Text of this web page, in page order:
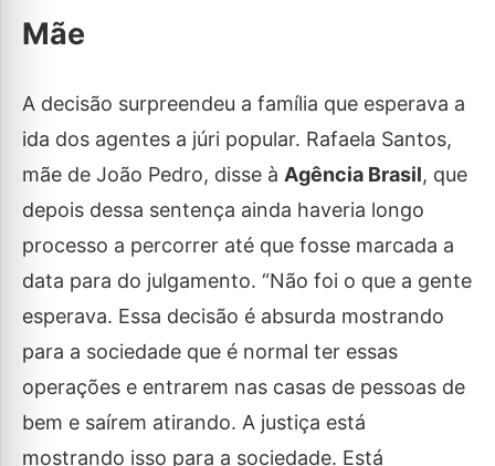
Mãe
A decisão surpreendeu a família que esperava a
ida dos agentes a júri popular. Rafaela Santos,
mãe de João Pedro, disse à Agência Brasil, que
depois dessa sentença ainda haveria longo
processo a percorrer até que fosse marcada a
data para do julgamento. “Não foi o que a gente
esperava. Essa decisão é absurda mostrando
para a sociedade que é normal ter essas
operações e entrarem nas casas de pessoas de
bem e saírem atirando. A justiça está
mostrando isso para a sociedade. Está